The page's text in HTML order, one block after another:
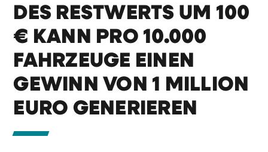
DES RESTWERTS UM 100
€ KANN PRO 10.000
FAHRZEUGE EINEN
GEWINN VON 1 MILLION
EURO GENERIEREN